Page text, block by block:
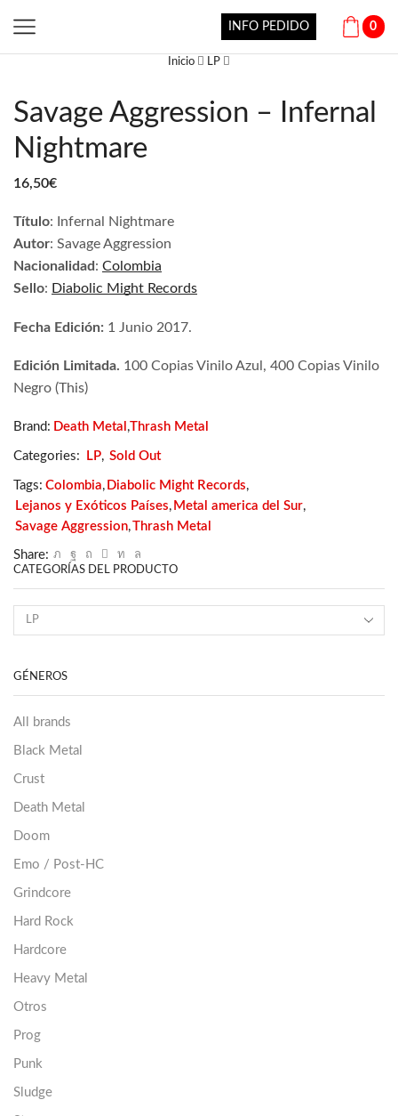
INFO PEDIDO 0
Inicio LP
Savage Aggression – Infernal
Nightmare
16,50€
Título: Infernal Nightmare
Autor: Savage Aggression
Nacionalidad : Colombia
Sello: Diabolic Might Records
Fecha Edición: 1 Junio 2017.
Edición Limitada. 100 Copias Vinilo Azul, 400 Copias Vinilo
Negro (This)
Brand: Death Metal ,Thrash Metal
Categories: LP, Sold Out
Tags: Colombia, Diabolic Might Records,
Lejanos y Exóticos Países, Metal america del Sur,
Savage Aggression,Thrash Metal
Share:
CATEGORÍAS DEL PRODUCTO
GÉNEROS
All brands
Black Metal
Crust
Death Metal
Doom
Emo / Post-HC
Grindcore
Hard Rock
Hardcore
Heavy Metal
Otros
Prog
Punk
Sludge